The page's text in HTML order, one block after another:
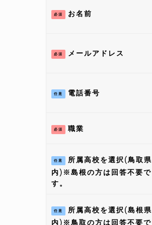
必須 お名前
必須 メールアドレス
任意 電話番号
必須 職業
任意
所属高校を選択(鳥取県
内)※島根の方は回答不要で
す。
任意
所属高校を選択(島根県
内)※鳥取の方は回答不要で